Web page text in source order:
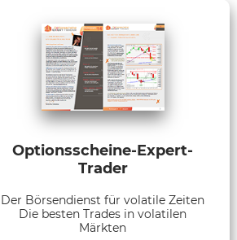
Optionsscheine-Expert-
Trader
Der Börsendienst für volatile Zeiten
Die besten Trades in volatilen
Märkten